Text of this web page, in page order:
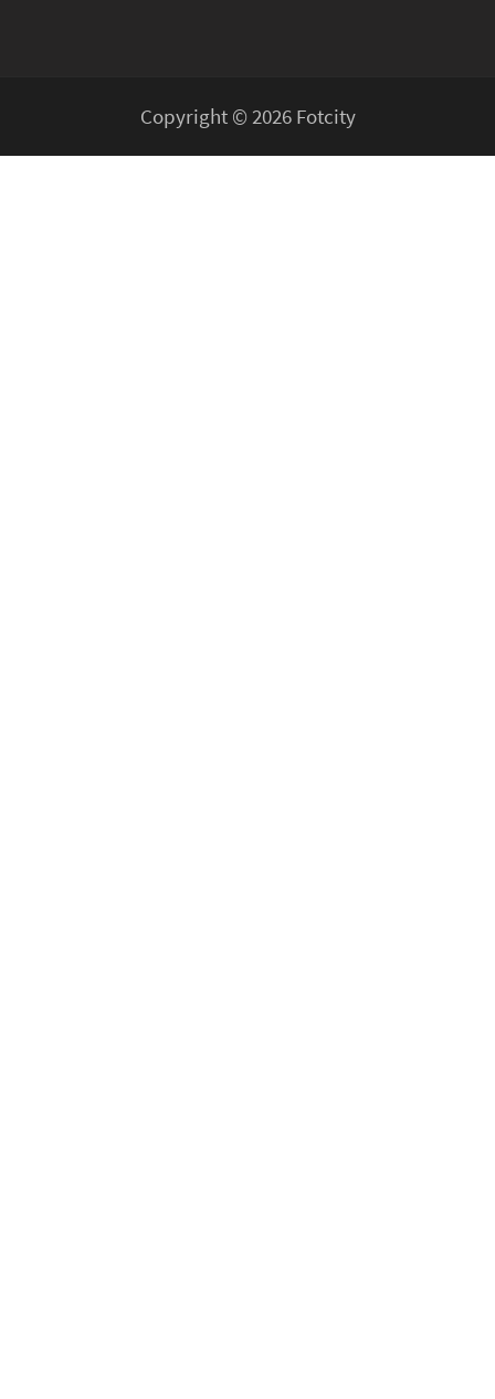
Copyright © 2026 Fotcity